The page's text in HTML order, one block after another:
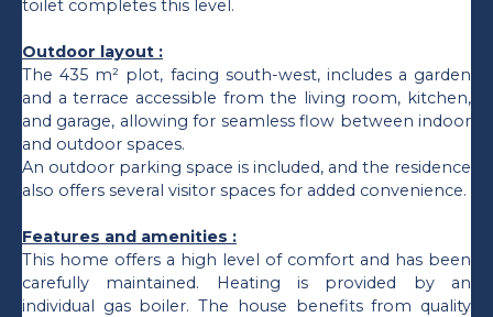
toilet completes this level.
Outdoor layout :
The 435 m² plot, facing south-west, includes a garden
and a terrace accessible from the living room, kitchen,
and garage, allowing for seamless flow between indoor
and outdoor spaces.
An outdoor parking space is included, and the residence
also offers several visitor spaces for added convenience.
Features and amenities :
This home offers a high level of comfort and has been
carefully maintained. Heating is provided by an
individual gas boiler. The house benefits from quality